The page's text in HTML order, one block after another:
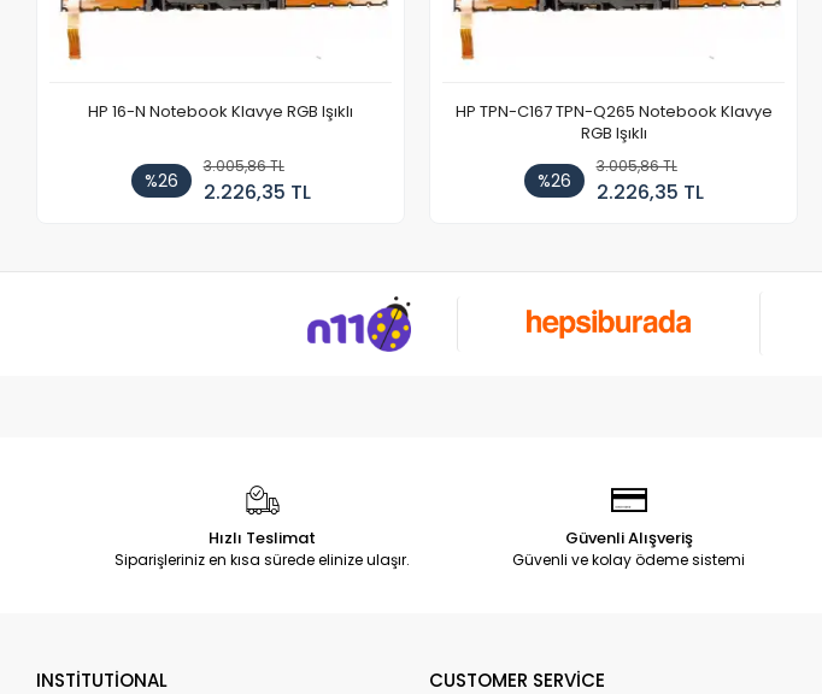
HP 16-N Notebook Klavye RGB Işıklı
%26
3.005,86 TL
2.226,35 TL
HP TPN-C167 TPN-Q265 Notebook Klavye
RGB Işıklı
%26
3.005,86 TL
2.226,35 TL
Hızlı Teslimat
Siparişleriniz en kısa sürede elinize ulaşır.
Güvenli Alışveriş
Güvenli ve kolay ödeme sistemi
INSTİTUTİONAL CUSTOMER SERVİCE